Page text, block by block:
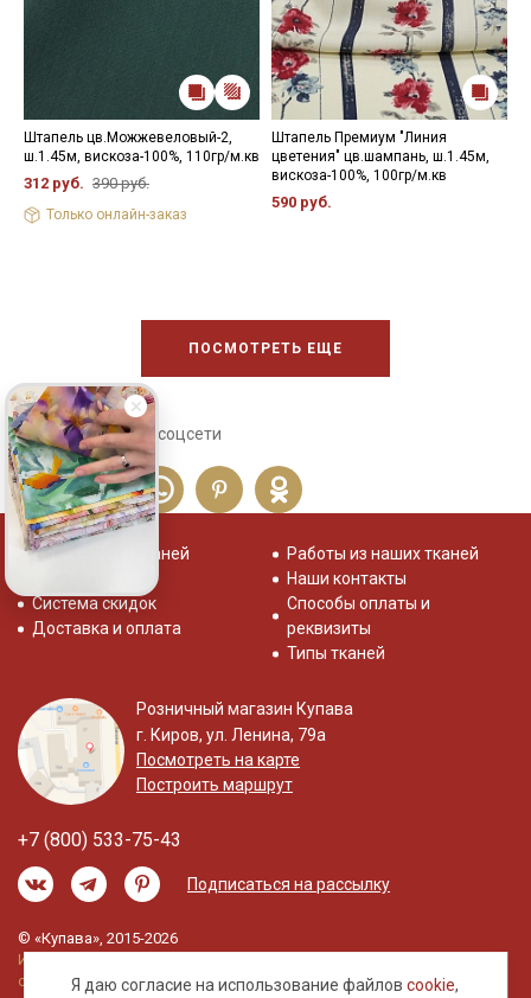
Штапель цв.Можжевеловый-2,
ш.1.45м, вискоза-100%, 110гр/м.кв
312 руб. 390 руб.
Только онлайн-заказ
Штапель Премиум "Линия
цветения" цв.шампань, ш.1.45м,
вискоза-100%, 100гр/м.кв
590 руб.
ПОСМОТРЕТЬ ЕЩЕ
Сохраните себе в соцсети
Я даю согласие на использование файловcookie,
Распродажа тканей
Система скидок
Доставка и оплата
Работы из наших тканей
Наши контакты
Способы оплаты и
реквизиты
Типы тканей
Розничный магазин Купава
г. Киров, ул. Ленина, 79а
Посмотреть на карте
Построить маршрут
+7 (800) 533-75-43
Подписаться на рассылку
© «Купава», 2015-2026
Информация на сайте не является публичной
офертой.